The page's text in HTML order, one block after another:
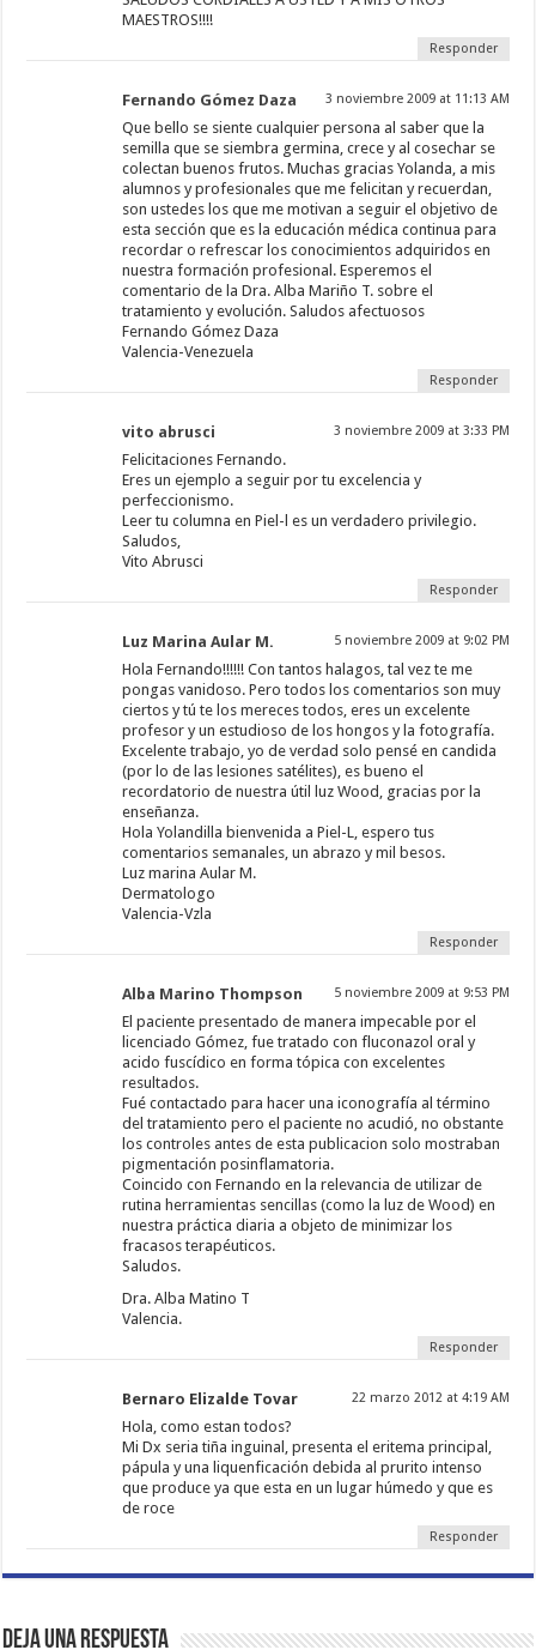
MAESTROS!!!!
Responder
Fernando Gómez Daza 3 noviembre 2009 at 11:13 AM
Que bello se siente cualquier persona al saber que la
semilla que se siembra germina, crece y al cosechar se
colectan buenos frutos. Muchas gracias Yolanda, a mis
alumnos y profesionales que me felicitan y recuerdan,
son ustedes los que me motivan a seguir el objetivo de
esta sección que es la educación médica continua para
recordar o refrescar los conocimientos adquiridos en
nuestra formación profesional. Esperemos el
comentario de la Dra. Alba Mariño T. sobre el
tratamiento y evolución. Saludos afectuosos
Fernando Gómez Daza
Valencia-Venezuela
Responder
vito abrusci 3 noviembre 2009 at 3:33 PM
Felicitaciones Fernando.
Eres un ejemplo a seguir por tu excelencia y
perfeccionismo.
Leer tu columna en Piel-l es un verdadero privilegio.
Saludos,
Vito Abrusci
Responder
Luz Marina Aular M. 5 noviembre 2009 at 9:02 PM
Hola Fernando!!!!!! Con tantos halagos, tal vez te me
pongas vanidoso. Pero todos los comentarios son muy
ciertos y tú te los mereces todos, eres un excelente
profesor y un estudioso de los hongos y la fotografía.
Excelente trabajo, yo de verdad solo pensé en candida
(por lo de las lesiones satélites), es bueno el
recordatorio de nuestra útil luz Wood, gracias por la
enseñanza.
Hola Yolandilla bienvenida a Piel-L, espero tus
comentarios semanales, un abrazo y mil besos.
Luz marina Aular M.
Dermatologo
Valencia-Vzla
Responder
Alba Marino Thompson 5 noviembre 2009 at 9:53 PM
El paciente presentado de manera impecable por el
licenciado Gómez, fue tratado con fluconazol oral y
acido fuscídico en forma tópica con excelentes
resultados.
Fué contactado para hacer una iconografía al término
del tratamiento pero el paciente no acudió, no obstante
los controles antes de esta publicacion solo mostraban
pigmentación posinflamatoria.
Coincido con Fernando en la relevancia de utilizar de
rutina herramientas sencillas (como la luz de Wood) en
nuestra práctica diaria a objeto de minimizar los
fracasos terapéuticos.
Saludos.
Dra. Alba Matino T
Valencia.
Responder
Bernaro Elizalde Tovar 22 marzo 2012 at 4:19 AM
Hola, como estan todos?
Mi Dx seria tiña inguinal, presenta el eritema principal,
pápula y una liquenficación debida al prurito intenso
que produce ya que esta en un lugar húmedo y que es
de roce
Responder
Deja una respuesta